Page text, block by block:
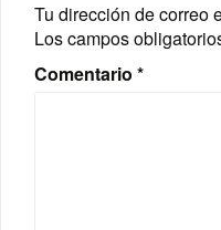
Tu dirección de correo
Los campos
Comentario *